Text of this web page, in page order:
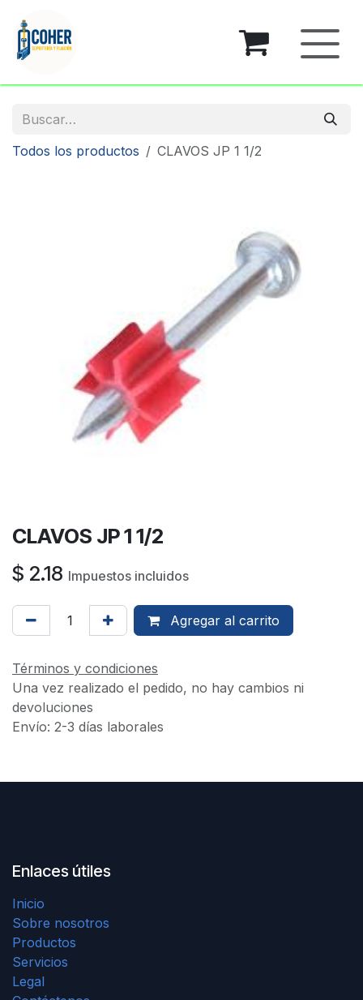
Todos los productos CLAVOS JP 1 1/2
CLAVOS JP 1 1/2
$ 2.18 Impuestos incluidos
Agregar al carrito
Términos y condiciones
Una vez realizado el pedido, no hay cambios ni
devoluciones
Envío: 2-3 días laborales
Enlaces útiles
Inicio
Sobre nosotros
Productos
Servicios
Legal